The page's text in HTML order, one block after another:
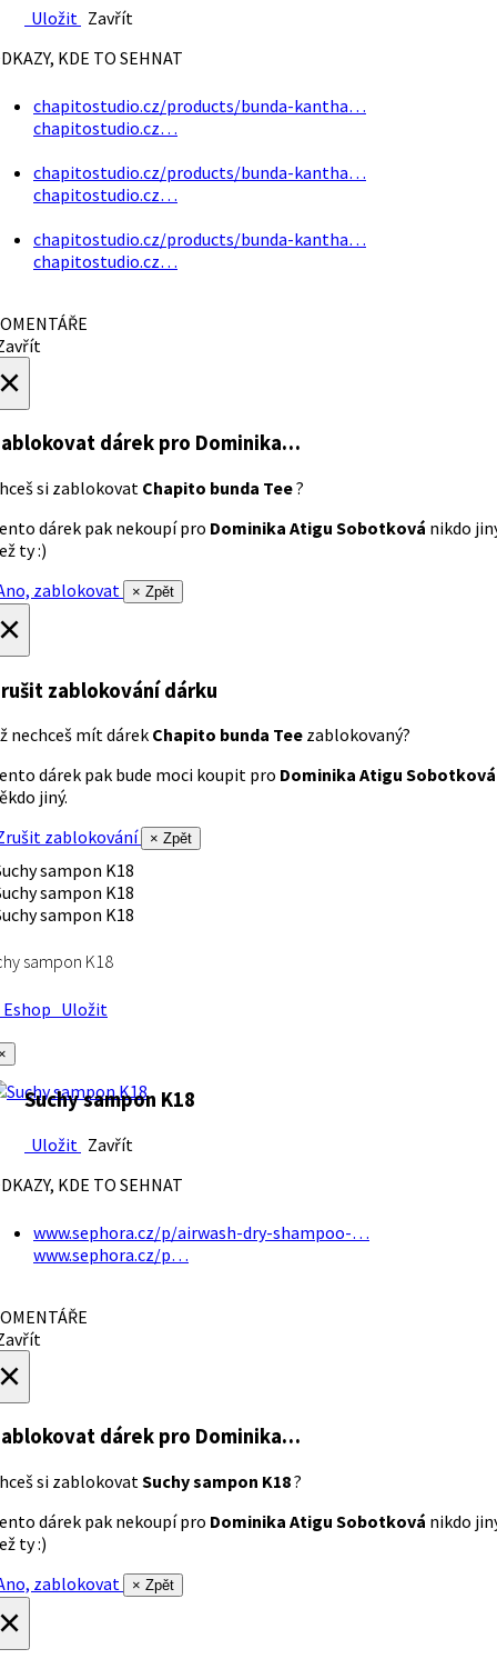
Uložit Zavřít
KDE TO SEHNAT
chapitostudio.cz/products/bunda-kantha…
chapitostudio.cz…
chapitostudio.cz/products/bunda-kantha…
chapitostudio.cz…
chapitostudio.cz/products/bunda-kantha…
chapitostudio.cz…
dárek pro Dominika…
si zablokovat Chapito bunda Tee?
dárek pak nekoupí pro Dominika Atigu Sobotková nikdo
ty :)
zablokovat
× Zpět
zablokování dárku
nechceš mít dárek Chapito bunda Tee zablokovaný?
dárek pak bude moci koupit pro Dominika Atigu Sobotková
jiný.
zablokování
× Zpět
sampon K18
Uložit
Suchy sampon K18
Uložit Zavřít
KDE TO SEHNAT
www.sephora.cz/p/airwash-dry-shampoo-…
www.sephora.cz/p…
dárek pro Dominika…
si zablokovatSuchy sampon K18?
dárek pak nekoupí pro Dominika Atigu Sobotková nikdo
ty :)
zablokovat
× Zpět